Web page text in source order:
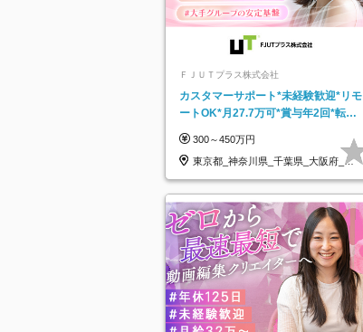
ＦＪＵＴプラス株式会社
カスタマーサポート*未経験歓迎*リモ
ートOK*月27.7万可*賞与年2回*転勤
300～450万円
東京都_神奈川県_千葉県_大阪府_愛
知県…